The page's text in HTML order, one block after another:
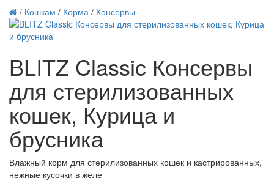
/ Кошкам / Корма / Консервы
BLITZ Classic Консервы
для стерилизованных
кошек, Курица и
брусника
Влажный корм для стерилизованных кошек и кастрированных,
нежные кусочки в желе